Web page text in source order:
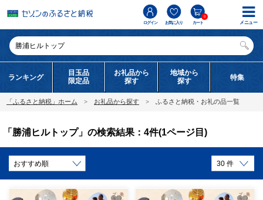
ログイン お気に入り カート
0
ランキング
目玉品
限定品
お礼品から
探す
地域から
探す
特集
「ふるさと納税」ホーム お礼品から探す ふるさと納税・お礼の品一覧
「勝浦ヒルトップ」の検索結果：4件(1ページ目)
メニュー